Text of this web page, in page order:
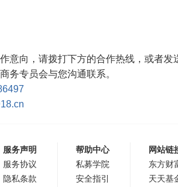
意向，请拨打下方的合作热线，或者发
务专员会与您沟通联系。
服务声明
服务协议
隐私条款
帮助中心
私募学院
安全指引
网站链
东方财
天天基